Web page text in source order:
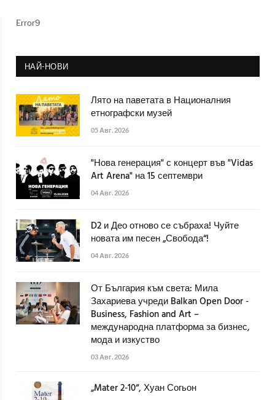
Error9
НАЙ-НОВИ
Лято на паветата в Националния
етнографски музей
05 Авг. 2026
"Нова генерация" с концерт във "Vidas
Art Arena" на 15 септември
04 Авг. 2026
D2 и Део отново се събраха! Чуйте
новата им песен „Свобода“!
04 Авг. 2026
От България към света: Мила
Захариева учреди Balkan Open Door -
Business, Fashion and Art –
международна платформа за бизнес,
мода и изкуство
03 Авг. 2026
„Mater 2-10“, Хуан Согьон